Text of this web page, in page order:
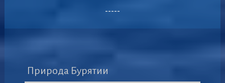
-----
Природа Бурятии